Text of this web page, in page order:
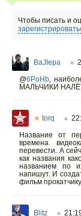
Чтобы писать и
BaJIepa ○
@6PoHb,
МАЛЬЧИКИ
★ torq ○
Название от
времена
перевести. А
как названия
названием по
напишут. И
фильм
Blitz ○